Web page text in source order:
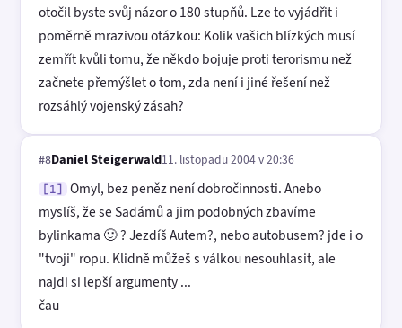
otočil byste svůj názor o 180 stupňů. Lze to vyjádřit i
poměrně mrazivou otázkou: Kolik vašich blízkých musí
zemřít kvůli tomu, že někdo bojuje proti terorismu než
začnete přemýšlet o tom, zda není i jiné řešení než
rozsáhlý vojenský zásah?
#8Daniel Steigerwald11. listopadu 2004 v 20:36
[1]
Omyl, bez peněz není dobročinnosti. Anebo
myslíš, že se Sadámů a jim podobných zbavíme
bylinkama 🙂 ? Jezdíš Autem?, nebo autobusem? jde i o
"tvoji" ropu. Klidně můžeš s válkou nesouhlasit, ale
najdi si lepší argumenty ...
čau